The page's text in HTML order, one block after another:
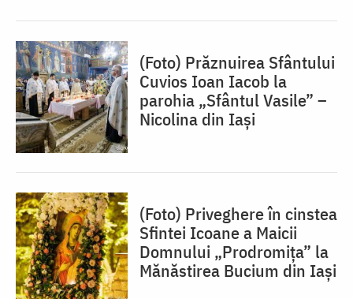
(Foto) Prăznuirea Sfântului
Cuvios Ioan Iacob la
parohia „Sfântul Vasile” –
Nicolina din Iași
(Foto) Priveghere în cinstea
Sfintei Icoane a Maicii
Domnului „Prodromița” la
Mănăstirea Bucium din Iași